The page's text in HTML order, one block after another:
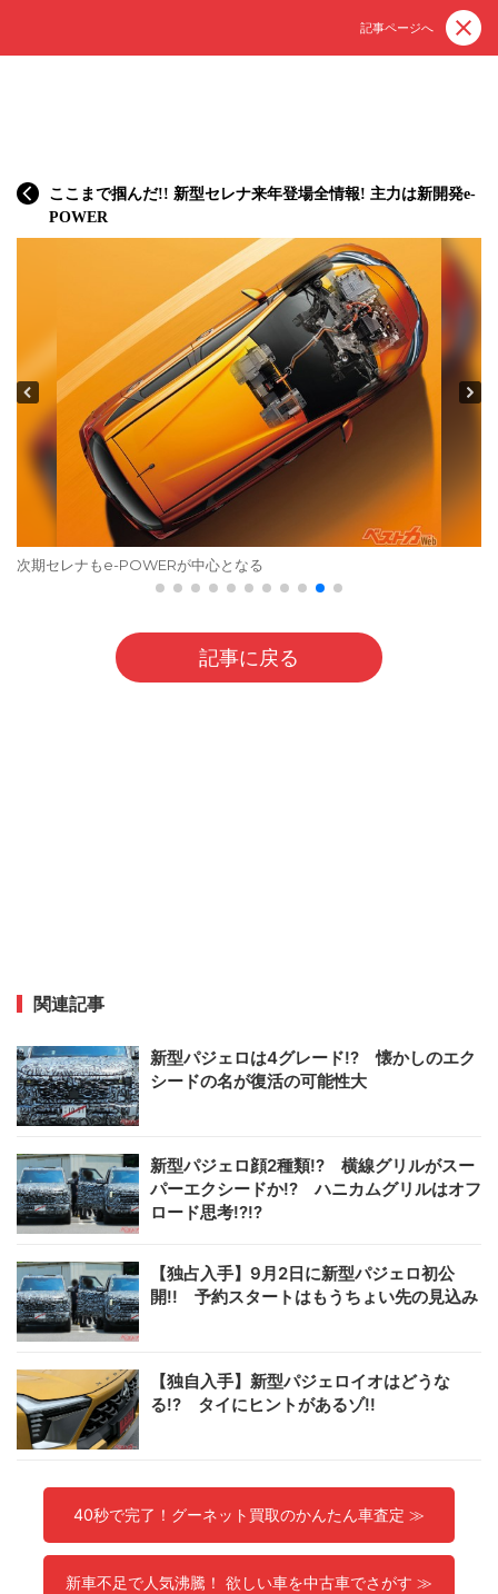
記事ページへ
ここまで掴んだ!! 新型セレナ来年登場全情報! 主力は新開発e-
POWER
次期セレナもe-POWERが中心となる
記事に戻る
関連記事
新型パジェロは4グレード!? 懐かしのエク
シードの名が復活の可能性大
新型パジェロ顔2種類!? 横線グリルがスー
パーエクシードか!? ハニカムグリルはオフ
ロード思考!?!?
【独占入手】9月2日に新型パジェロ初公
開!! 予約スタートはもうちょい先の見込み
【独自入手】新型パジェロイオはどうな
る!? タイにヒントがあるゾ!!
40秒で完了！グーネット買取のかんたん車査定 ≫
新車不足で人気沸騰！ 欲しい車を中古車でさがす ≫